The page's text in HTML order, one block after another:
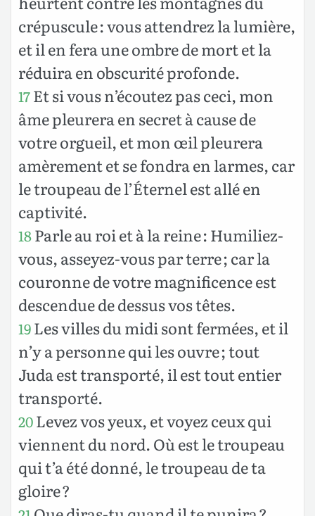
crépuscule : vous attendrez la lumière,
et il en fera une ombre de mort et la
réduira en obscurité profonde.
17Et si vous n’écoutez pas ceci, mon
âme pleurera en secret à cause de
votre orgueil, et mon œil pleurera
amèrement et se fondra en larmes, car
le troupeau de l’Éternel est allé en
captivité.
18Parle au roi et à la reine : Humiliez-
vous, asseyez-vous par terre ; car la
couronne de votre magnificence est
descendue de dessus vos têtes.
19Les villes du midi sont fermées, et il
n’y a personne qui les ouvre ; tout
Juda est transporté, il est tout entier
transporté.
20Levez vos yeux, et voyez ceux qui
viennent du nord. Où est le troupeau
qui t’a été donné, le troupeau de ta
gloire ?